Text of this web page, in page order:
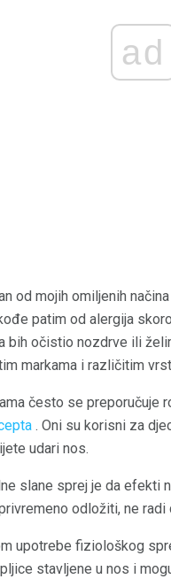
ad
od mojih omiljenih
patim od alergija
bih očistio nozdrve ili
markama i različitim
često se preporučuje
. Oni su korisni za
udari nos.
slane sprej je da
odložiti, ne radi
upotrebe fiziološkog
stavljene u nos i